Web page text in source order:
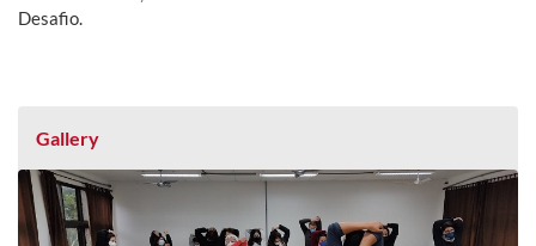
Desafio.
Gallery